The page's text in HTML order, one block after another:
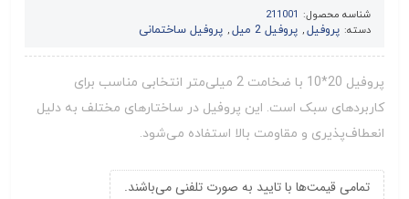
شناسه محصول: 211001
دسته: پروفیل, پروفیل 2 میل , پروفیل ساختمانی
پروفیل 20*10 با ضخامت 2 میلی‌متر انتخابی مناسب برای
کاربردهای سبک است. این پروفیل در ساختارهای مختلف به دلیل
انعطاف‌پذیری و مقاومت بالا استفاده می‌شود.
تمامی قیمت‌ها با تایید به صورت تلفنی می‌باشند.